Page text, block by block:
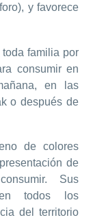
y favorece
familia por
consumir en
en las
o después de
de colores
de
Sus
en todos los
del territorio